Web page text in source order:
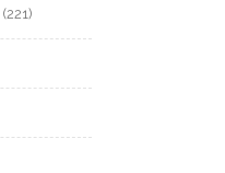
(221)